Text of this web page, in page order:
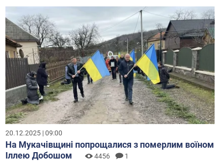
20.12.2025 | 09:00
На Мукачівщині попрощалися з померлим воїном
Іллею Добошом
4456 1